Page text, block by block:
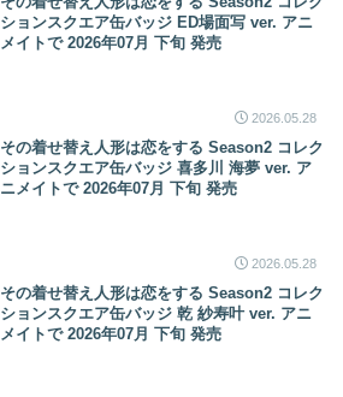
ションスクエア缶バッジ ED場面写 ver. アニ
メイトで 2026年07月 下旬 発売
2026.05.28
その着せ替え人形は恋をする Season2 コレク
ションスクエア缶バッジ 喜多川 海夢 ver. ア
ニメイトで 2026年07月 下旬 発売
2026.05.28
その着せ替え人形は恋をする Season2 コレク
ションスクエア缶バッジ 乾 紗寿叶 ver. アニ
メイトで 2026年07月 下旬 発売